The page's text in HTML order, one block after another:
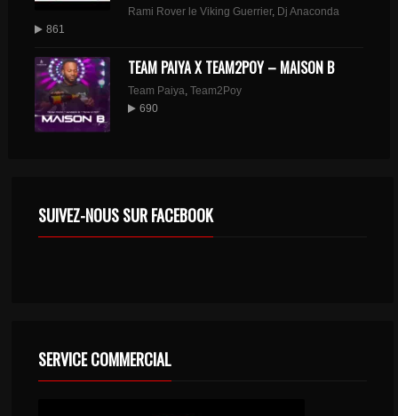
Rami Rover le Viking Guerrier, Dj Anaconda
861
TEAM PAIYA X TEAM2POY – MAISON B
Team Paiya Team2Poy
690
SUIVEZ-NOUS SUR FACEBOOK
SERVICE COMMERCIAL